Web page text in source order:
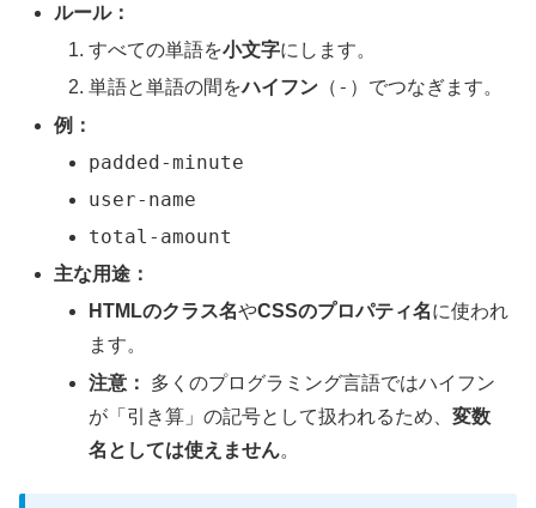
ルール：
すべての単語を小文字にします。
単語と単語の間をハイフン （ - ）でつなぎます。
例：
padded-minute
user-name
total-amount
主な用途：
HTMLのクラス名やCSSのプロパティ名に使われ
ます。
注意：
多くのプログラミング言語ではハイフン
が「引き算」の記号として扱われるため、変数
名としては使えません。